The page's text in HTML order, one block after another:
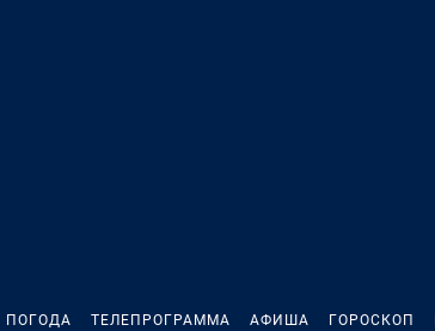
ПОГОДА ТЕЛЕПРОГРАММА АФИША ГОРОСКОП